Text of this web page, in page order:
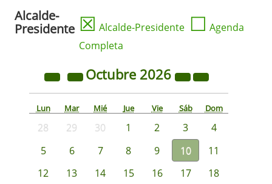
Alcalde-
Presidente ☒ Alcalde-Presidente ☐ Agenda
Completa
Octubre 2026
Lun Mar Mié Jue Vie Sáb Dom
28 29 30 1 2 3
4
5
6 7 8 9 10
11
12
13 14 15 16 17
18